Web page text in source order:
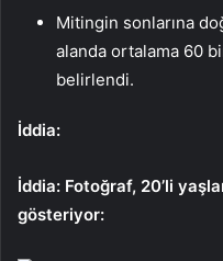
Mitingin sonlarına
alanda ortalama 60
belirlendi.
İddia:
İddia: Fotoğraf, 20’li
gösteriyor: